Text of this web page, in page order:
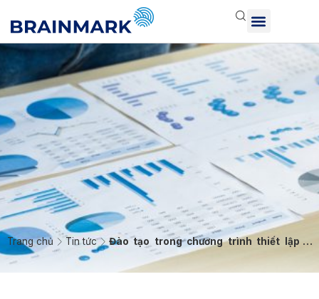
Trang chủ Tin tức
Đào tạo trong chương trình thiết lập &
vận hành KPI hiệu quả cho các doanh
nghiệp